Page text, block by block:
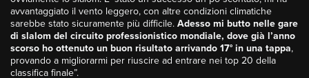
avvantaggiato il vento leggero, con altre condizioni climatiche
sarebbe stato sicuramente più difficile. Adesso mi butto nelle gare
di slalom del circuito professionistico mondiale, dove già l’anno
scorso ho ottenuto un buon risultato arrivando 17° in una tappa,
provando a migliorarmi per riuscire ad entrare nei top 20 della
classifica finale”.